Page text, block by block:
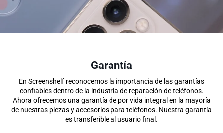
Garantía
En Screenshelf reconocemos la importancia de las garantías
confiables dentro de la industria de reparación de teléfonos.
Ahora ofrecemos una garantía de por vida integral en la mayoría
de nuestras piezas y accesorios para teléfonos. Nuestra garantía
es transferible al usuario final.